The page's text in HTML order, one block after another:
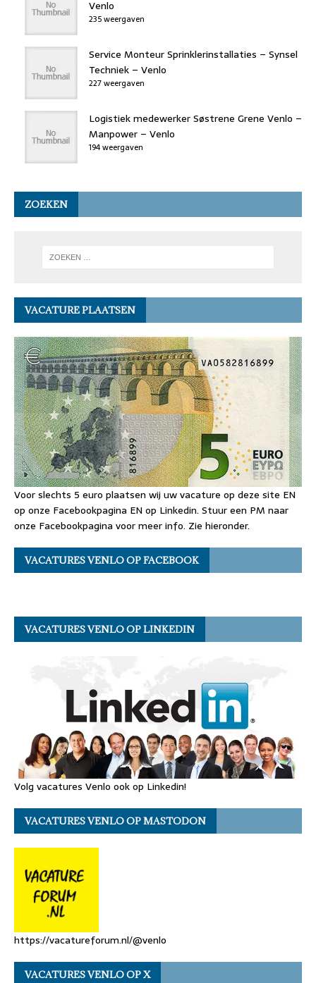
Venlo
235 weergaven
Service Monteur Sprinklerinstallaties – Synsel
Techniek – Venlo
227 weergaven
Logistiek medewerker Søstrene Grene Venlo –
Manpower – Venlo
194 weergaven
ZOEKEN
VACATURE PLAATSEN
Voor slechts 5 euro plaatsen wij uw vacature op deze site EN
op onze Facebookpagina EN op Linkedin. Stuur een PM naar
onze Facebookpagina voor meer info. Zie hieronder.
VACATURES VENLO OP FACEBOOK
VACATURES VENLO OP LINKEDIN
Volg vacatures Venlo ook op Linkedin!
VACATURES VENLO OP MASTODON
https://vacatureforum.nl/@venlo
VACATURES VENLO OP X